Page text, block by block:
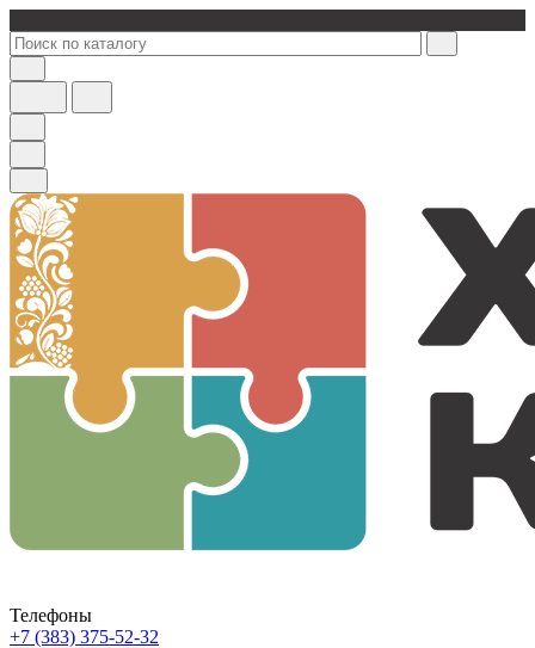
Телефоны
+7 (383) 375-52-32